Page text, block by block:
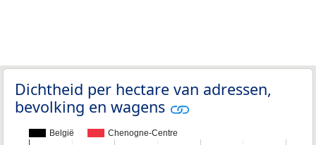
Dichtheid per hectare van adressen,
bevolking en wagens
België Chenogne-Centre